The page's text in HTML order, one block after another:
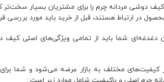
کیف دوشی مردانه چرم را برای مشتریان بسیار
در ارتباط هستند، قبل از خرید باید مورد بررسی
دغدغه‌ای شما باید از تمامی ویژگی‌های اصلی کیف
مختلف به بازار عرضه می‌شود و شما